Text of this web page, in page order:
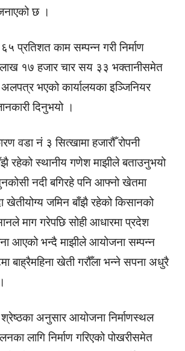
छ ।
प्रतिशत काम सम्पन्न गरी निर्माण
१७ हजार चार सय ३३ भक्तानीसमेत
अलपत्र भएको कार्यालयका इञ्जिनियर
दिनुभयो ।
वडा नं ३ सित्खामा हजारौँ रोपनी
रहेको स्थानीय गणेश माझीले बताउनुभयो
नदी बगिरहे पनि आफ्नो खेतमा
खेतीयोग्य जमिन बाँझै रहेको किसानको
माग गरेपछि सोही आधारमा प्रदेश
आएको भन्दै माझीले आयोजना सम्पन्न
बाह्रैमहिना खेती गरौँला भन्ने सपना अधुरै
श्रेष्ठका अनुसार आयोजना निर्माणस्थल
लागि निर्माण गरिएको पोखरीसमेत